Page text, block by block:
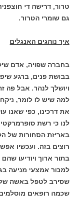
טרור, דרישה די
גם שומרי הטרור.
איך נוהגים האנגלים
בחברה שפויה, אדם
בבושת פנים, ברגע
ויושלך לנהר. אבל פה
למה שיש לו לומר,
את דרכינו, כפי שאנו
לנו כי רשת
באריזת הסחורות של
רוצים בזה. ועכשיו
בתור ארוך ויודיעו
למכור אמצעי מניעה
שסירב לטפל באשה
שכמה רופאים